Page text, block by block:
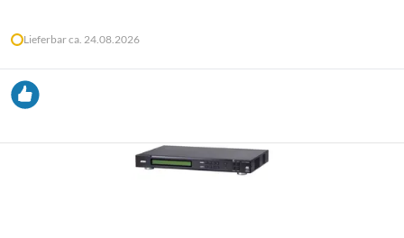
Lieferbar ca. 24.08.2026